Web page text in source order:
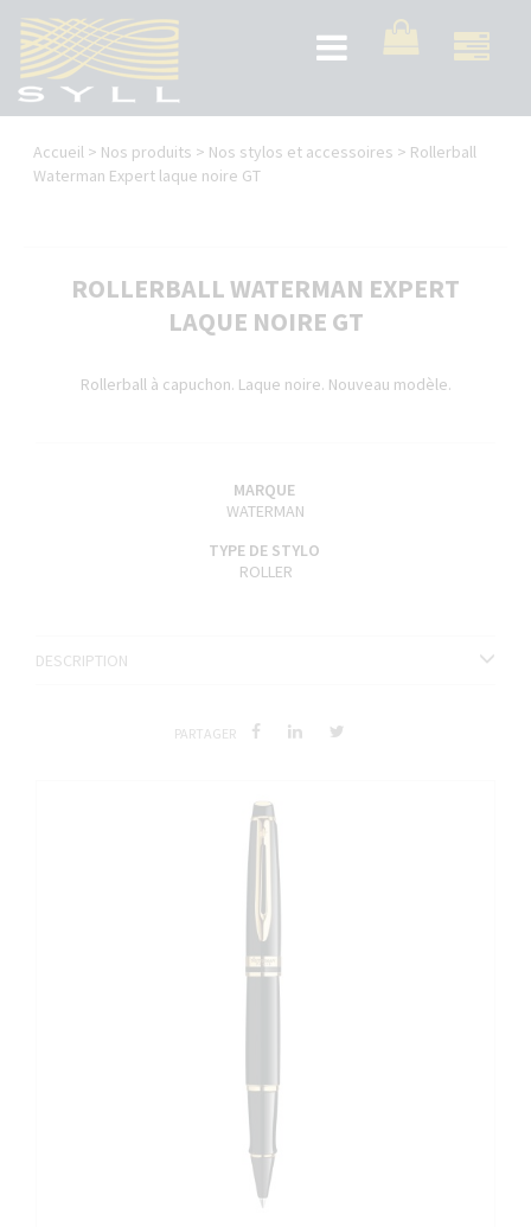
contenu
principal
Toggle
navigation
Vous
êtes
Accueil > Nos produits > Nos stylos et accessoires > Rollerball
Waterman Expert laque noire GT
ROLLERBALL WATERMAN EXPERT
LAQUE NOIRE GT
Rollerball à capuchon. Laque noire. Nouveau modèle.
MARQUE
WATERMAN
TYPE DE STYLO
ROLLER
DESCRIPTION
PARTAGER